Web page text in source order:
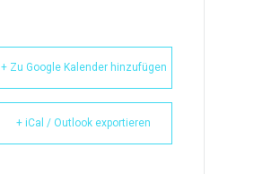
+ Zu Google Kalender hinzufügen
+ iCal / Outlook exportieren